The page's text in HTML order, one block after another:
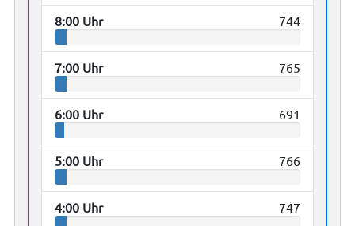
8:00 Uhr 744
7:00 Uhr 765
6:00 Uhr 691
5:00 Uhr 766
4:00 Uhr 747